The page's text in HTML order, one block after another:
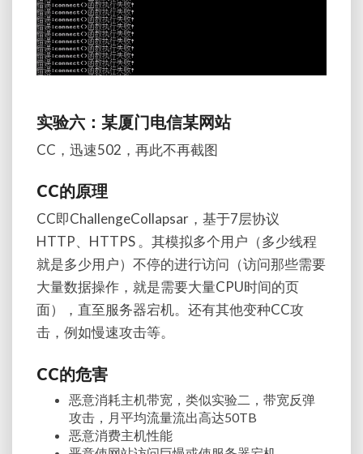
实验六：某厦门电信某网站
CC，迅速502，再此不再截图
CC的原理
CC即ChallengeCollapsar，基于7层协议
HTTP、HTTPS 。其模拟多个用户（多少线程
就是多少用户）不停的进行访问（访问那些需要
大量数据操作，就是需要大量CPU时间的页
面），直至服务器宕机。还有其他变种CC攻
击，例如慢速攻击等。
CC的危害
恶意消耗主机带宽，类似实验二，带宽反弹
攻击，月平均流量流出高达50TB
恶意消费主机性能